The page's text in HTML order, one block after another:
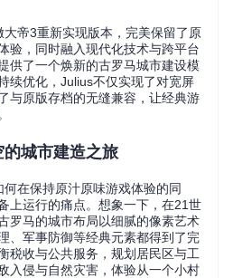
帝3重新实现版本，完美保留了原
验，同时融入现代化技术与跨平台
供了一个焕新的古罗马城市建设模
续优化，Julius不仅实现了对宽屏
与原版存档的无缝兼容，让经典游
城市建造之旅
在保持原汁原味游戏体验的同
上运行的痛点。想象一下，在21世
罗马的城市布局以细腻的像素艺术
、军事防御等经典元素都得到了完
税收与公共服务，规划居民区与工
入侵与自然灾害，体验从一个小村